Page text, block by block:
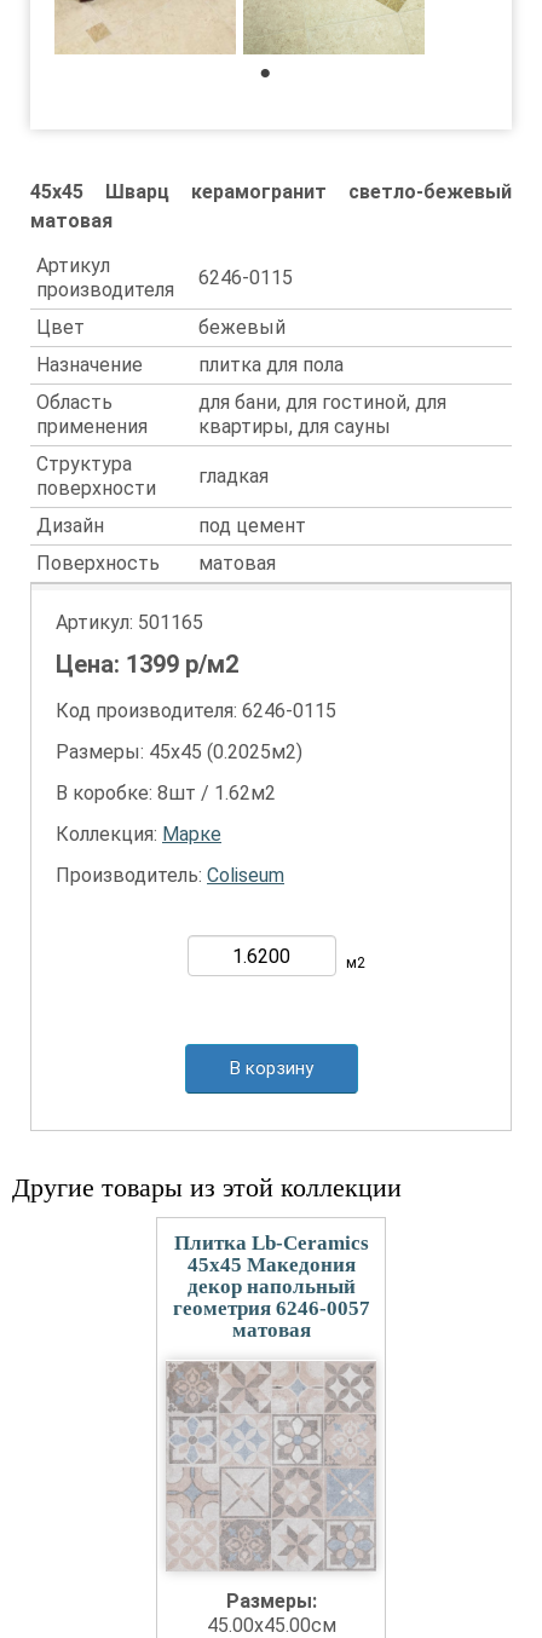
45x45 Шварц керамогранит светло-бежевый
матовая
Артикул
производителя
6246-0115
Цвет
бежевый
Назначение
плитка для пола
Область
применения
для бани, для гостиной, для
квартиры, для сауны
Структура
поверхности
гладкая
Дизайн
под цемент
Поверхность
матовая
Артикул: 501165
Цена: 1399 р/м2
Код производителя: 6246-0115
Размеры: 45х45 (0.2025м2)
В коробке: 8шт / 1.62м2
Коллекция: Марке
Производитель: Coliseum
м2
В корзину
Другие товары из этой коллекции
Плитка Lb-Ceramics
45x45 Македония
декор напольный
геометрия 6246-0057
матовая
Размеры:
45.00x45.00см